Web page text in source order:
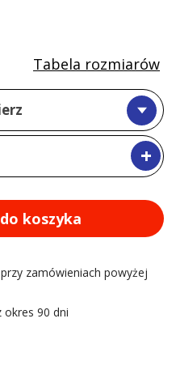
+
Tabela rozmiarów
koszyka
zamówieniach powyżej
90 dni